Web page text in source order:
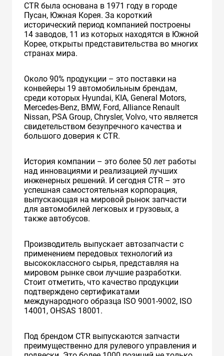
CTR была основана в 1971 году в городе
Пусан, Южная Корея. За короткий
исторический период компанией построены
14 заводов, 11 из которых находятся в Южной
Корее, открыты представительства во многих
странах мира.
Около 90% продукции – это поставки на
конвейеры 19 автомобильным брендам,
среди которых Hyundai, KIA, General Motors,
Mercedes-Benz, BMW, Ford, Alliance Renault
Nissan, PSA Group, Chrysler, Volvo, что является
свидетельством безупречного качества и
большого доверия к CTR.
История компании – это более 50 лет работы
над инновациями и реализацией лучших
инженерных решений. И сегодня CTR – это
успешная самостоятельная корпорация,
выпускающая на мировой рынок запчасти
для автомобилей легковых и грузовых, а
также автобусов.
Производитель выпускает автозапчасти с
применением передовых технологий из
высококлассного сырья, представляя на
мировом рынке свои лучшие разработки.
Стоит отметить, что качество продукции
подтверждено сертификатами
международного образца ISO 9001-9002, ISO
14001, OHSAS 18001.
Под брендом CTR выпускаются запчасти
преимущественно для рулевого управления и